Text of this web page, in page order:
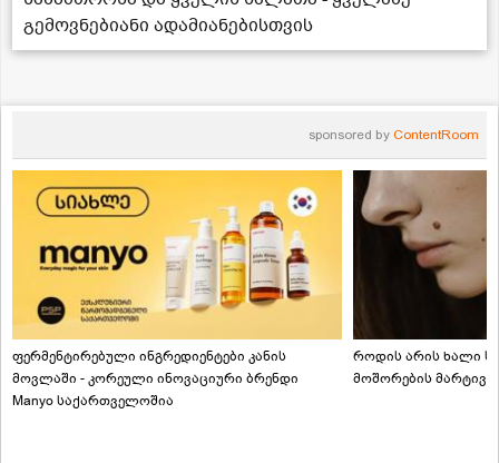
გემოვნებიანი ადამიანებისთვის
sponsored by ContentRoom
ფერმენტირებული ინგრედიენტები კანის
მოვლაში - კორეული ინოვაციური ბრენდი
Manyo საქართველოშია
როდის არის ხალი
მოშორების